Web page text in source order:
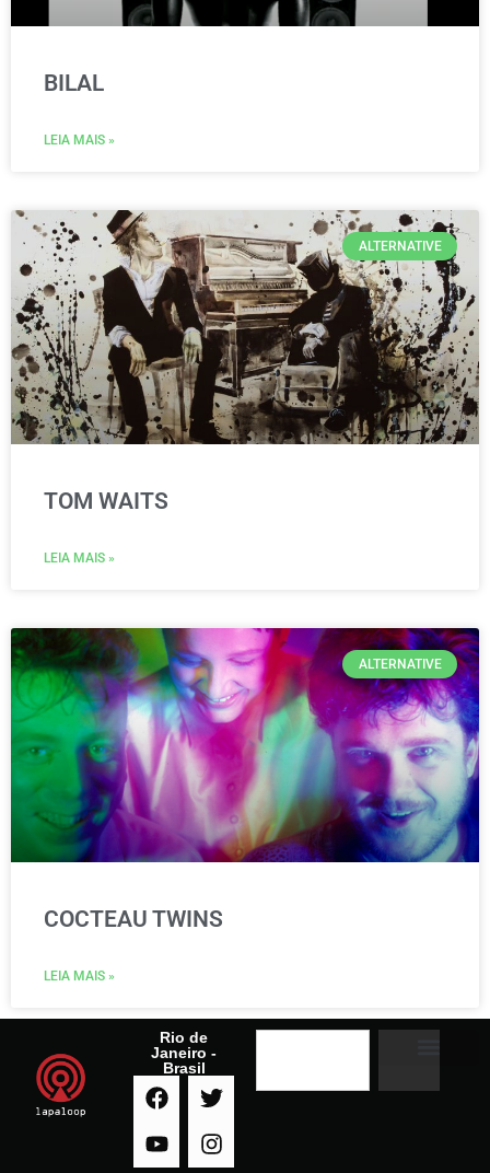
BILAL
LEIA MAIS »
ALTERNATIVE
TOM WAITS
LEIA MAIS »
ALTERNATIVE
COCTEAU TWINS
LEIA MAIS »
Rio de
Janeiro -
Brasil